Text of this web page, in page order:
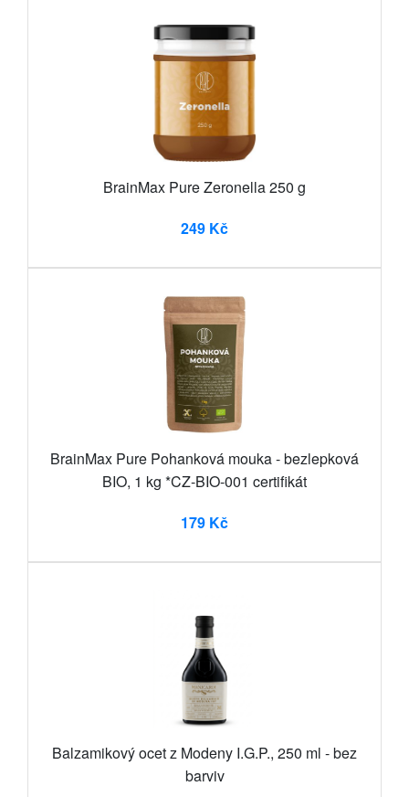
BrainMax Pure Zeronella 250 g
249 Kč
BrainMax Pure Pohanková mouka - bezlepková
BIO, 1 kg *CZ-BIO-001 certifikát
179 Kč
Balzamikový ocet z Modeny I.G.P., 250 ml - bez
barviv